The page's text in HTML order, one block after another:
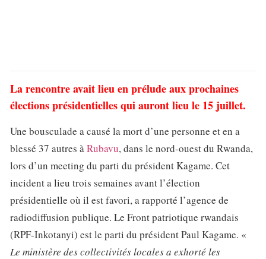
La rencontre avait lieu en prélude aux prochaines
élections présidentielles qui auront lieu le 15 juillet.
Une bousculade a causé la mort d’une personne et en a
blessé 37 autres àRubavu, dans le nord-ouest du Rwanda,
lors d’un meeting du parti du président Kagame. Cet
incident a lieu trois semaines avant l’élection
présidentielle où il est favori, a rapporté l’agence de
radiodiffusion publique. Le Front patriotique rwandais
(RPF-Inkotanyi) est le parti du président Paul Kagame. «
Le ministère des collectivités locales a exhorté les